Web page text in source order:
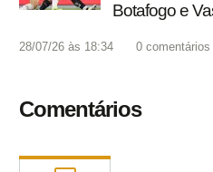
Botafogo e
28/07/26 às 18:34 0 comentários
Comentários